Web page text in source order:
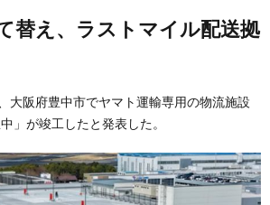
大阪府豊中市でヤマト運輸専用の物流施設
」が竣工したと発表した。